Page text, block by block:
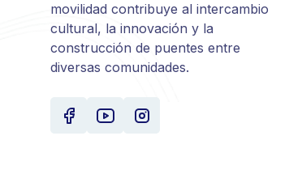
movilidad contribuye al intercambio
cultural, la innovación y la
construcción de puentes entre
diversas comunidades.